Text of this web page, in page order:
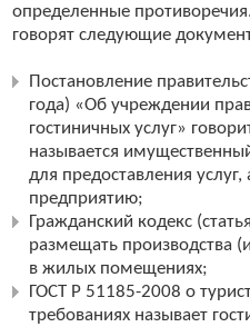
определенные
говорят следующие
Постановление
года) «Об учреждении
гостиничных услуг»
называется
для предоставления услуг,
предприятию;
Гражданский кодекс
размещать производства
в жилых помещениях;
ГОСТ Р 51185-2008 о
требованиях называет